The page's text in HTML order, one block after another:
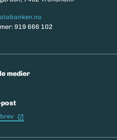
919 666 102
medier
post